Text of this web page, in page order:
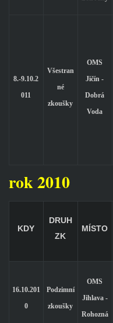
8.-9.10.2
011
Všestran
né
zkoušky
OMS
Jičín -
Dobrá
Voda
rok 2010
KDY
DRUH
ZK
MÍSTO
16.10.201
0
Podzimní
zkoušky
OMS
Jihlava -
Rohozná